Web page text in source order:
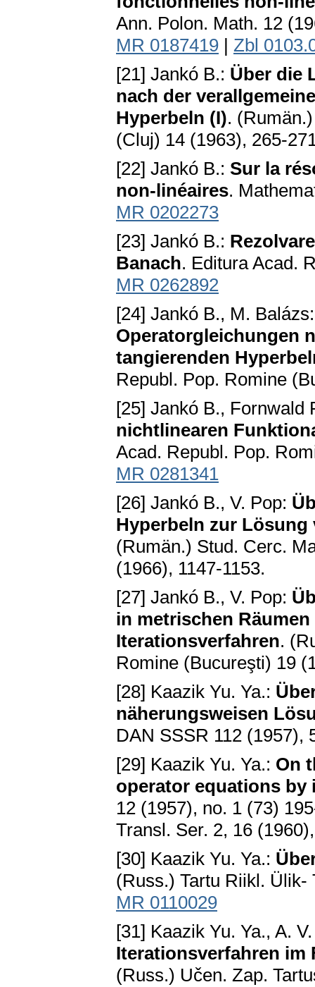
Ann. Polon. Math. 12
MR 0187419 | Zbl
[21] Jankó B.: Über die
nach der
Hyperbeln (I).
(Cluj) 14 (1963), 265-
[22] Jankó B.: Sur la
non-linéaires.
MR 0202273
[23] Jankó B.:
Banach. Editura Acad.
MR 0262892
[24] Jankó B., M.
Operatorgleichungen
tangierenden
Republ. Pop. Romine
[25] Jankó B., Fornwald
nichtlinearen
Acad. Republ. Pop.
MR 0281341
[26] Jankó B., V. Pop:
Hyperbeln zur
(Rumän.) Stud. Cerc.
(1966), 1147-1153.
[27] Jankó B., V. Pop:
in metrischen
Iterationsverfahren.
Romine (Bucureşti) 19
[28] Kaazik Yu. Ya.:
näherungsweisen
DAN SSSR 112 (1957),
[29] Kaazik Yu. Ya.: On
operator equations by
12 (1957), no. 1 (73)
Transl. Ser. 2, 16
[30] Kaazik Yu. Ya.:
(Russ.) Tartu Riikl. Ülik-
MR 0110029
[31] Kaazik Yu. Ya., A.
Iterationsverfahren im
(Russ.) Učen. Zap.